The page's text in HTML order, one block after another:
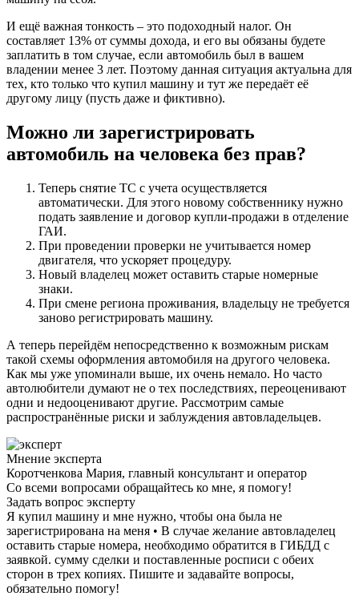
И ещё важная тонкость – это подоходный налог. Он
составляет 13% от суммы дохода, и его вы обязаны будете
заплатить в том случае, если автомобиль был в вашем
владении менее 3 лет. Поэтому данная ситуация актуальна для
тех, кто только что купил машину и тут же передаёт её
другому лицу (пусть даже и фиктивно).
Можно ли зарегистрировать
автомобиль на человека без прав?
Теперь снятие ТС с учета осуществляется
автоматически. Для этого новому собственнику нужно
подать заявление и договор купли-продажи в отделение
ГАИ.
При проведении проверки не учитывается номер
двигателя, что ускоряет процедуру.
Новый владелец может оставить старые номерные
знаки.
При смене региона проживания, владельцу не требуется
заново регистрировать машину.
А теперь перейдём непосредственно к возможным рискам
такой схемы оформления автомобиля на другого человека.
Как мы уже упоминали выше, их очень немало. Но часто
автолюбители думают не о тех последствиях, переоценивают
одни и недооценивают другие. Рассмотрим самые
распространённые риски и заблуждения автовладельцев.
Мнение эксперта
Коротченкова Мария, главный консультант и оператор
Со всеми вопросами обращайтесь ко мне, я помогу!
Задать вопрос эксперту
Я купил машину и мне нужно, чтобы она была не
зарегистрирована на меня • В случае желание автовладелец
оставить старые номера, необходимо обратится в ГИБДД с
заявкой. сумму сделки и поставленные росписи с обеих
сторон в трех копиях. Пишите и задавайте вопросы,
обязательно помогу!